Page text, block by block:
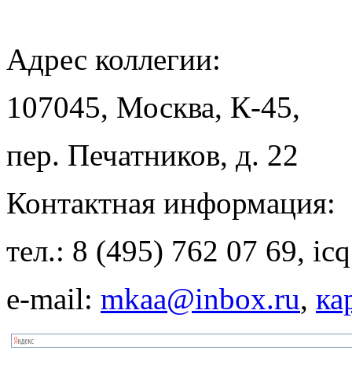
Адрес коллегии:
107045, Москва, К-45,
пер. Печатников, д. 22
Контактная информация:
тел.: 8 (495) 762 07 69,
e-mail: mkaa@inbox.ru,